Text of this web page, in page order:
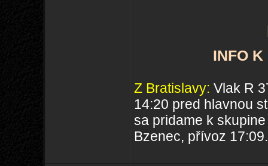
INFO K
Z Bratislavy: Vlak R
14:20 pred hlavnou
sa pridame k
Bzenec, přívoz